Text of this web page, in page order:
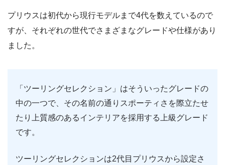
プリウスは初代から現行モデルまで4代を数えているので
すが、それぞれの世代でさまざまなグレードや仕様があり
ました。
「ツーリングセレクション」はそういったグレードの
中の一つで、その名前の通りスポーティさを際立たせ
たり上質感のあるインテリアを採用する上級グレード
です。
ツーリングセレクションは2代目プリウスから設定さ